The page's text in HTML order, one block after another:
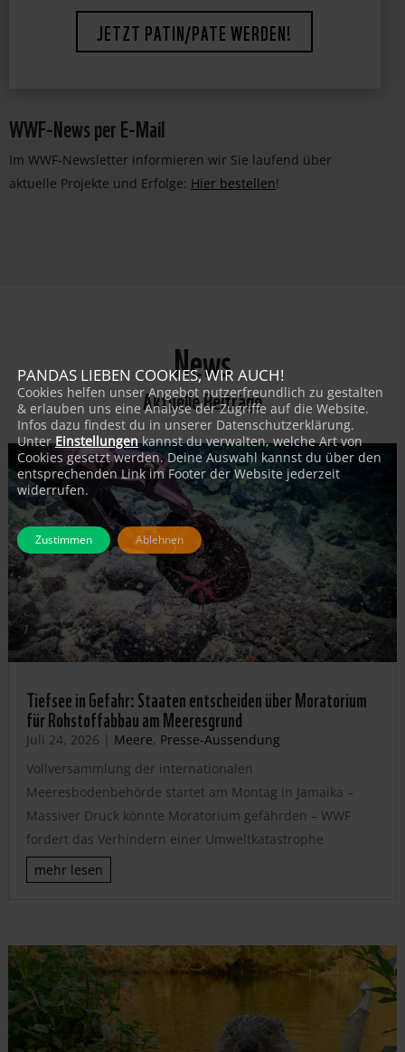
bewahren und deren Lebensräume zu erhalten.
JETZT PATIN/PATE WERDEN!
WWF-News per E-Mail
Im WWF-Newsletter informieren wir Sie laufend über
aktuelle Projekte und Erfolge: Hier bestellen!
News
Aktuelle Beiträge
Tiefsee in Gefahr: Staaten entscheiden über Moratorium
für Rohstoffabbau am Meeresgrund
Juli 24, 2026 | Meere, Presse-Aussendung
Vollversammlung der internationalen
Meeresbodenbehörde startet am Montag in Jamaika –
Massiver Druck könnte Moratorium gefährden – WWF
fordert das Verhindern einer Umweltkatastrophe
mehr lesen
PANDAS LIEBEN COOKIES, WIR AUCH!
Cookies helfen unser Angebot nutzerfreundlich zu gestalten
& erlauben uns eine Analyse der Zugriffe auf die Website.
Infos dazu findest du in unserer Datenschutzerklärung.
UnterEinstellungen kannst du verwalten, welche Art von
Cookies gesetzt werden. Deine Auswahl kannst du über den
entsprechenden Link im Footer der Website jederzeit
widerrufen.
Zustimmen Ablehnen